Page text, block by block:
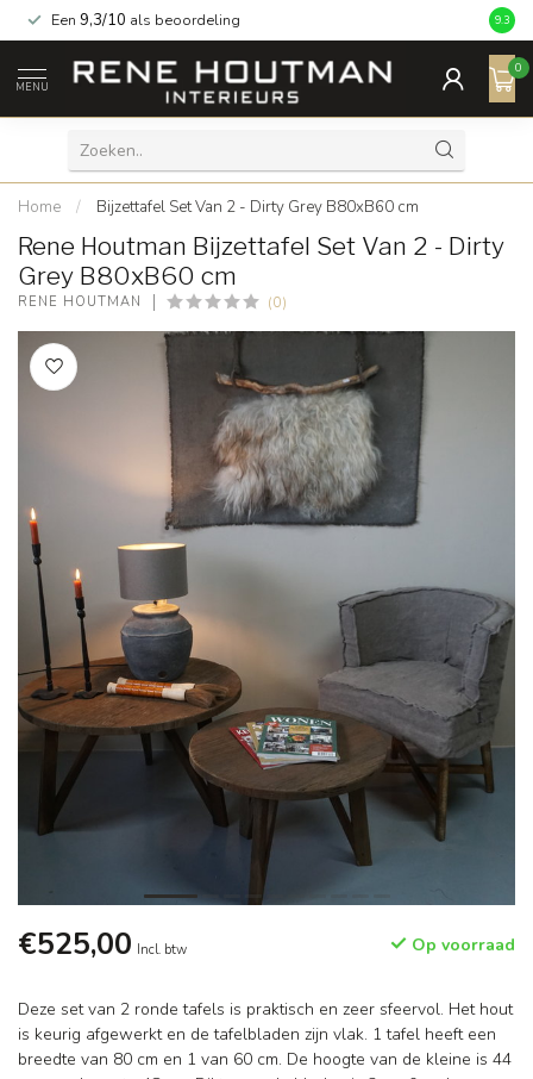
Een 9,3/10 als beoordeling 9.3
MENU
0
Home / Bijzettafel Set Van 2 - Dirty Grey B80xB60 cm
Rene Houtman Bijzettafel Set Van 2 - Dirty
Grey B80xB60 cm
RENE HOUTMAN (0)
€525,00 Incl. btw Op voorraad
Deze set van 2 ronde tafels is praktisch en zeer sfeervol. Het hout
is keurig afgewerkt en de tafelbladen zijn vlak. 1 tafel heeft een
breedte van 80 cm en 1 van 60 cm. De hoogte van de kleine is 44